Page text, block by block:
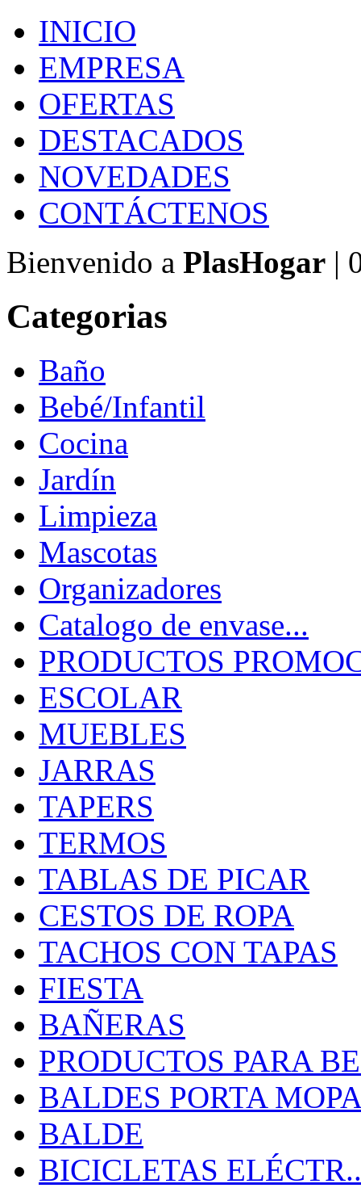
INICIO
EMPRESA
OFERTAS
DESTACADOS
NOVEDADES
CONTÁCTENOS
Bienvenido a PlasHogar |
Categorias
Baño
Bebé/Infantil
Cocina
Jardín
Limpieza
Mascotas
Organizadores
Catalogo de envase...
PRODUCTOS
ESCOLAR
MUEBLES
JARRAS
TAPERS
TERMOS
TABLAS DE PICAR
CESTOS DE ROPA
TACHOS CON TAPAS
FIESTA
BAÑERAS
PRODUCTOS PARA
BALDES PORTA
BALDE
BICICLETAS